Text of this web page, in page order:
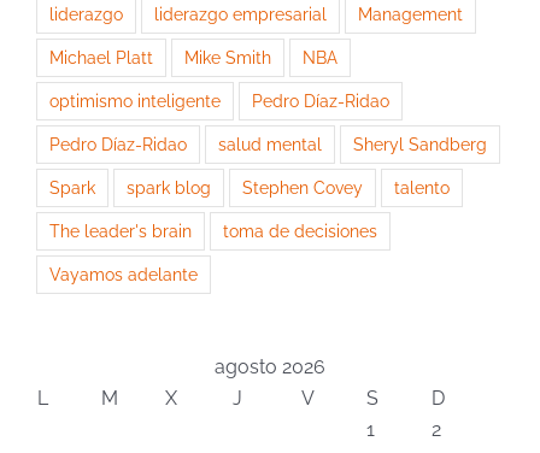
liderazgo liderazgo empresarial Management
Michael Platt Mike Smith NBA
optimismo inteligente Pedro Díaz-Ridao
Pedro Díaz-Ridao salud mental Sheryl Sandberg
Spark spark blog Stephen Covey talento
The leader's brain toma de decisiones
Vayamos adelante
agosto 2026
L
M X J V S
D
1
2